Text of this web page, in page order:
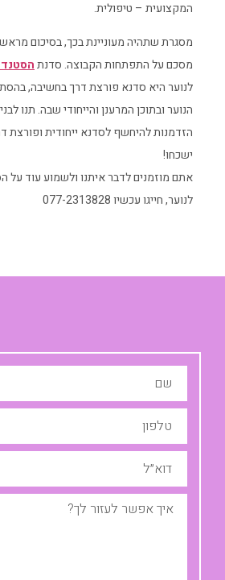
המקצועית – טיפולית.
מסגרת שתהיה מעוניינת בכך, בסיכום
מסכם על התפתחות הקבוצה. סדנת
לנוער היא סדנא פורצת דרך בחשיבה,
הנוער ובתוכן המרענן והייחודי שבה. תנו
הזדמנות להיחשף לסדנא ייחודית ופורצת
ישכחו!
אתם מוזמנים לדבר איתנו ולשמוע עוד על
לנוער, חייגו עכשיו 077-2313828